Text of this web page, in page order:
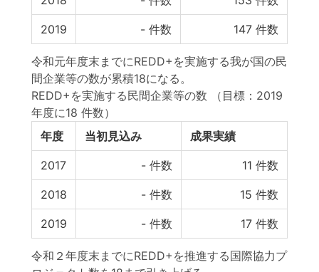
2019 - 件数 147 件数
令和元年度末までにREDD+を実施する我が国の民
間企業等の数が累積18になる。
REDD+を実施する民間企業等の数
（目標：2019
年度に18 件数）
年度
当初見込み 成果実績
2017 - 件数 11 件数
2018 - 件数 15 件数
2019 - 件数 17 件数
令和２年度末までにREDD+を推進する国際協力プ